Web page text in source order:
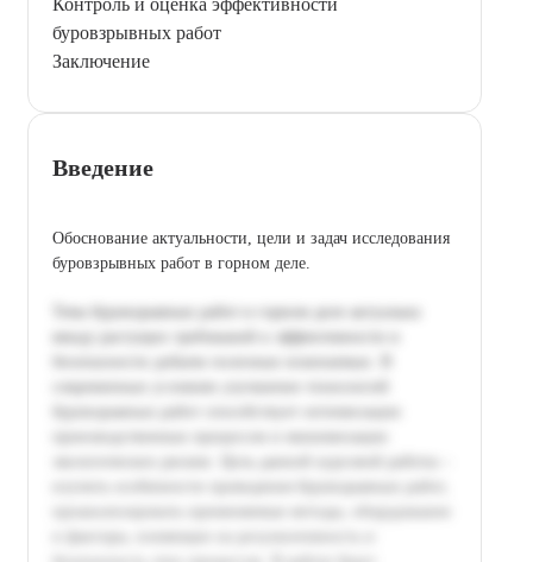
буровзрывных работ
Заключение
Введение
Обоснование актуальности, цели и задач исследования
буровзрывных работ в горном деле.